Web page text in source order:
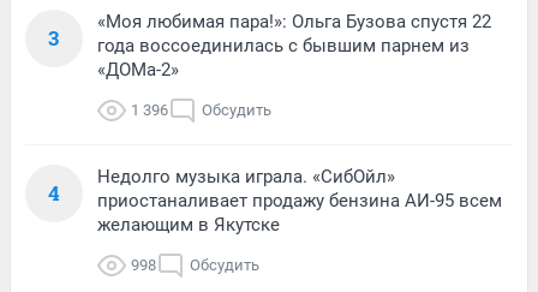
3
«Моя любимая пара!»: Ольга Бузова спустя 22
года воссоединилась с бывшим парнем из
«ДОМа-2»
1 396 Обсудить
4
Недолго музыка играла. «СибОйл»
приостаналивает продажу бензина АИ-95 всем
желающим в Якутске
998 Обсудить